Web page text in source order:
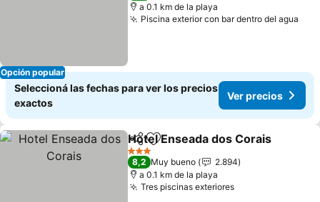
Opción popular
a 0.1 km de la playa
Piscina exterior con bar dentro del agua
Seleccioná las fechas para ver los precios
exactos
Ver precios
CompartirAñadir a favoritos
Hotel Enseada dos Corais
3 Estrellas
8,2 Muy bueno
2.894
a 0.1 km de la playa
Tres piscinas exterioresVer precios